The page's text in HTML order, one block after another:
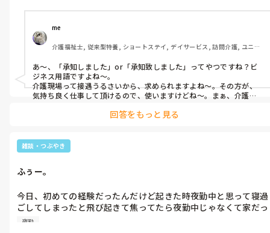
me
介護福祉士, 従来型特養, ショートステイ, デイサービス, 訪問介護, ユニッ
あ〜、「承知しました」or「承知致しました」ってやつですね？ビ
ジネス用語ですよね〜。
介護現場って接遇うるさいから、求められますよね〜。その方が、
気持ち良く仕事して頂けるので、使いますけどね〜。まぁ、介護
回答をもっと見る
雑談・つぶやき
ふぅー。
今日、初めての経験だったんだけど起きた時夜勤中と思って寝過
ごしてしまったと飛び起きて焦ってたら夜勤中じゃなくて家だっ
たから良かったと一安心した。なんか疲れてるのかな。睡眠もう
夜勤